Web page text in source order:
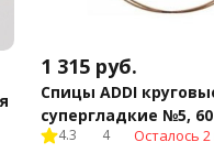
1 315 руб.
Спицы ADDI
супергладкие №5,
4.3 4 Осталось